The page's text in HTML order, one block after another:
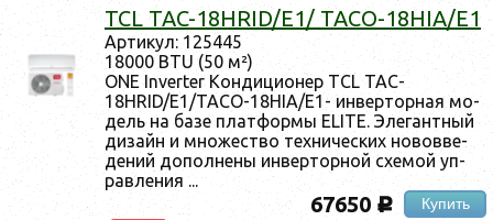
TCL TAC-18HRID/E1/ TACO-18HIA/E1
Ар­ти­кул: 125445
18000 BTU (50 м²)
ONE Inverter Кон­ди­ци­онер TCL TAC-
18HRID/E1/TACO-18HIA/E1- ин­вертор­ная мо­
дель на ба­зе плат­формы ELITE. Эле­ган­тный
ди­зайн и мно­жес­тво тех­ни­чес­ких но­вов­ве­
дений до­пол­не­ны ин­вертор­ной схе­мой уп­
равле­ния ...
67650 c Купить